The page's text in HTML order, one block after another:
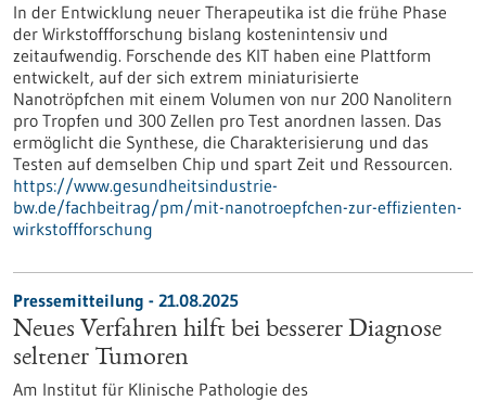
In der Entwicklung neuer Therapeutika ist die frühe Phase
der Wirkstoffforschung bislang kostenintensiv und
zeitaufwendig. Forschende des KIT haben eine Plattform
entwickelt, auf der sich extrem miniaturisierte
Nanotröpfchen mit einem Volumen von nur 200 Nanolitern
pro Tropfen und 300 Zellen pro Test anordnen lassen. Das
ermöglicht die Synthese, die Charakterisierung und das
Testen auf demselben Chip und spart Zeit und Ressourcen.
https://www.gesundheitsindustrie-
bw.de/fachbeitrag/pm/mit-nanotroepfchen-zur-effizienten-
wirkstoffforschung
Pressemitteilung - 21.08.2025
Neues Verfahren hilft bei besserer Diagnose
seltener Tumoren
Am Institut für Klinische Pathologie des